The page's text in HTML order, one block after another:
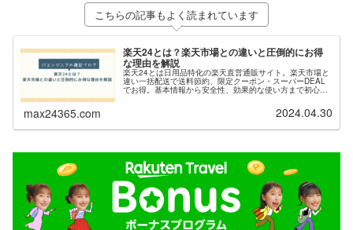
こちらの記事もよく読まれています
楽天24とは？楽天市場との違いと圧倒的にお得
な理由を解説
楽天24とは日用品特化の楽天直営通販サイト。楽天市場と
違い一括配送で送料節約、限定クーポン・スーパーDEAL
でお得。基本情報から安全性、効果的な使い方まで初心者
max24365.com 2024.04.30